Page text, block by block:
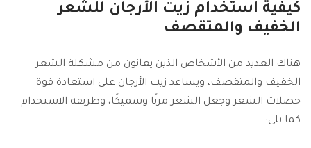
كيفية استخدام زيت الأرجان للشعر
الخفيف والمتقصف
هناك العديد من الأشخاص الذين يعانون من مشكلة الشعر
الخفيف والمتقصف، ويساعد زيت الأرجان على استعادة قوة
خصلات الشعر وجعل الشعر مرنًا وسميكًا، وطريقة الاستخدام
كما يلي: